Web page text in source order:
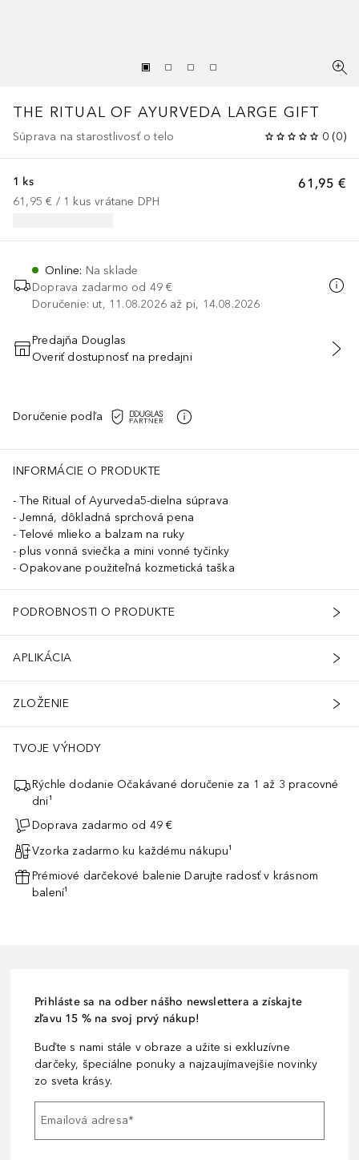
THE RITUAL OF AYURVEDA LARGE GIFT
Súprava na starostlivosť o telo 0 (0)
61,95 €
1 ks
61,95 € / 1 kus vrátane DPH
Online: Na sklade
Doprava zadarmo od 49 €
Doručenie: ut, 11.08.2026 až pi, 14.08.2026
PRIDAŤ DO KOŠÍKA
Predajňa Douglas
Overiť dostupnosť na predajni
Doručenie podľa
INFORMÁCIE O PRODUKTE
The Ritual of Ayurveda5-dielna súprava
Jemná, dôkladná sprchová pena
Telové mlieko a balzam na ruky
plus vonná sviečka a mini vonné tyčinky
Opakovane použiteľná kozmetická taška
PODROBNOSTI O PRODUKTE
APLIKÁCIA
ZLOŽENIE
TVOJE VÝHODY
Rýchle dodanie Očakávané doručenie za 1 až 3 pracovné
dni¹
Doprava zadarmo od 49 €
Vzorka zadarmo ku každému nákupu¹
Prémiové darčekové balenie Darujte radosť v krásnom
balení¹
Prihláste sa na odber nášho newslettera a získajte
zľavu 15 % na svoj prvý nákup!
Buďte s nami stále v obraze a užite si exkluzívne
darčeky, špeciálne ponuky a najzaujímavejšie novinky
zo sveta krásy.
Emailová adresa*